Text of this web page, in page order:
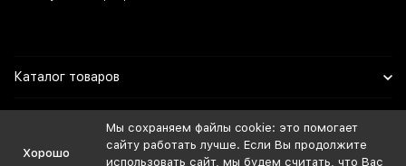
Каталог товаров
Мы в Соцсетях
Хорошо
Мы сохраняем файлы cookie: это помогает
сайту работать лучше. Если Вы продолжите
использовать сайт, мы будем считать, что Вас